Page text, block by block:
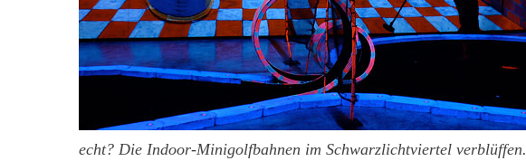
echt? Die Indoor-Minigolfbahnen im Schwarzlichtviertel verblüffen.